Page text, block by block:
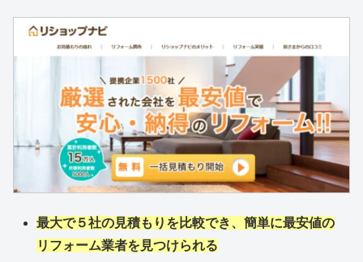
最大で５社の見積もりを比較でき、簡単に最安値の
リフォーム業者を見つけられる